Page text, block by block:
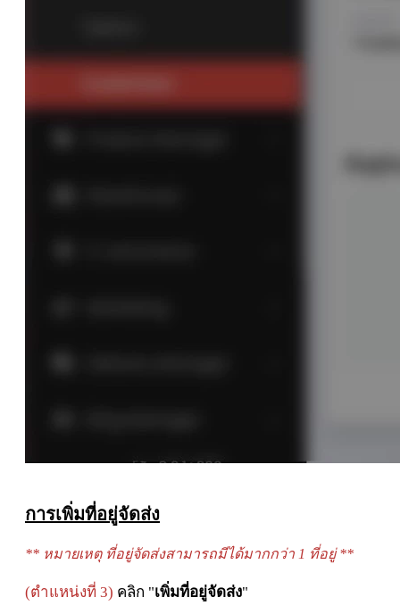
การเพิ่มที่อยู่จัดส่ง
** หมายเหตุ ที่อยู่จัดส่งสามารถมีได้มากกว่า 1 ที่อยู่ **
(ตำแหน่งที่ 3) คลิก "เพิ่มที่อยู่จัดส่ง"